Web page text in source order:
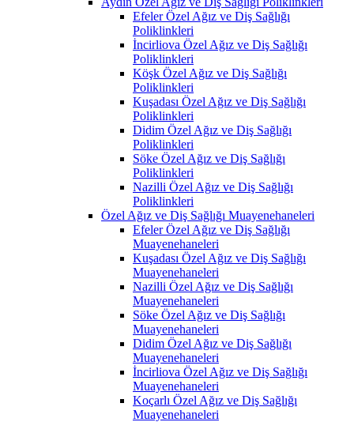
Efeler Özel Ağız ve Diş Sağlığı
Poliklinkleri
İncirliova Özel Ağız ve Diş Sağlığı
Poliklinkleri
Köşk Özel Ağız ve Diş Sağlığı
Poliklinkleri
Kuşadası Özel Ağız ve Diş Sağlığı
Poliklinkleri
Didim Özel Ağız ve Diş Sağlığı
Poliklinkleri
Söke Özel Ağız ve Diş Sağlığı
Poliklinkleri
Nazilli Özel Ağız ve Diş Sağlığı
Poliklinkleri
Özel Ağız ve Diş Sağlığı Muayenehaneleri
Efeler Özel Ağız ve Diş Sağlığı
Muayenehaneleri
Kuşadası Özel Ağız ve Diş Sağlığı
Muayenehaneleri
Nazilli Özel Ağız ve Diş Sağlığı
Muayenehaneleri
Söke Özel Ağız ve Diş Sağlığı
Muayenehaneleri
Didim Özel Ağız ve Diş Sağlığı
Muayenehaneleri
İncirliova Özel Ağız ve Diş Sağlığı
Muayenehaneleri
Koçarlı Özel Ağız ve Diş Sağlığı
Muayenehaneleri